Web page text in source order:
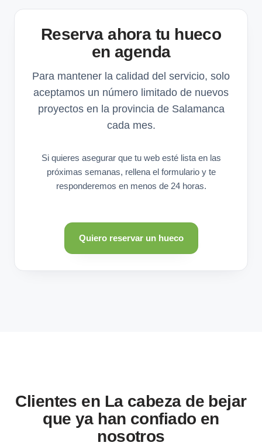
Reserva ahora tu hueco
en agenda
Para mantener la calidad del servicio, solo
aceptamos un número limitado de nuevos
proyectos en la provincia de Salamanca
cada mes.
Si quieres asegurar que tu web esté lista en las
próximas semanas, rellena el formulario y te
responderemos en menos de 24 horas.
Quiero reservar un hueco
Clientes en La cabeza de bejar
que ya han confiado en
nosotros